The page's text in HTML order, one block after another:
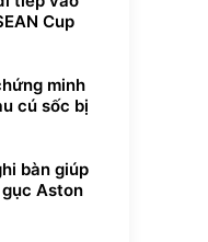
Cup
minh
cú sốc bị
bàn giúp
Aston